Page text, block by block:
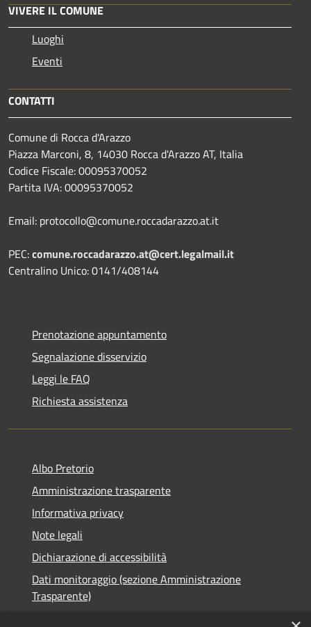
VIVERE IL COMUNE
Luoghi
Eventi
CONTATTI
Comune di Rocca d'Arazzo
Piazza Marconi, 8, 14030 Rocca d'Arazzo AT, Italia
Codice Fiscale: 00095370052
Partita IVA: 00095370052
Email: protocollo@comune.roccadarazzo.at.it
PEC:comune.roccadarazzo.at@cert.legalmail.it
Centralino Unico: 0141/408144
Prenotazione appuntamento
Segnalazione disservizio
Leggi le FAQ
Richiesta assistenza
Albo Pretorio
Amministrazione trasparente
Informativa privacy
Note legali
Dichiarazione di accessibilità
Dati monitoraggio (sezione Amministrazione
Trasparente)